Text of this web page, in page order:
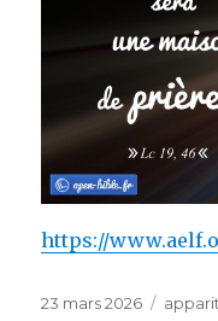
https://
Publié
23 mars 2026